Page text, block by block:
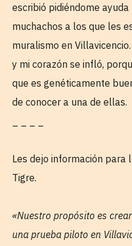
escribió pidiéndome
muchachos a los que les
muralismo en
y mi corazón se infló,
que es genéticamente
de conocer a una de ellas.
Les dejo información para
Tigre.
«Nuestro propósito es
una prueba piloto en